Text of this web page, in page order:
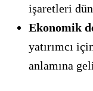
işaretleri
Ekonomik
yatırımcı
anlamına